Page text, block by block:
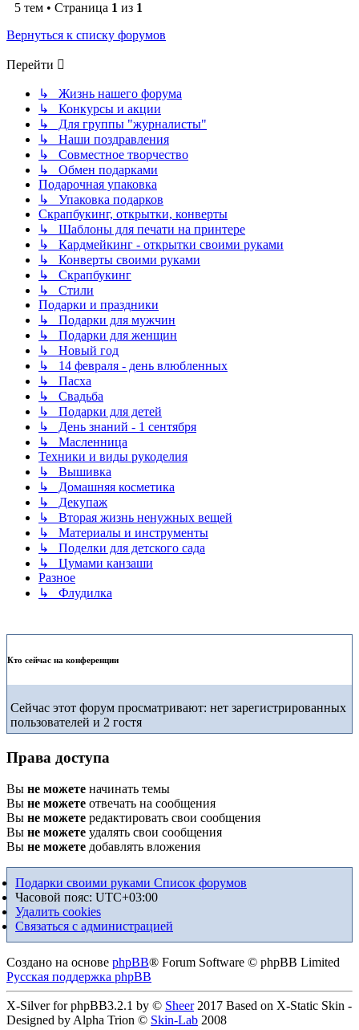
5 тем • Страница 1 из 1
Вернуться к списку форумов
Перейти
↳ Жизнь нашего форума
↳ Конкурсы и акции
↳ Для группы "журналисты"
↳ Наши поздравления
↳ Совместное творчество
↳ Обмен подарками
Подарочная упаковка
↳ Упаковка подарков
Скрапбукинг, открытки, конверты
↳ Шаблоны для печати на принтере
↳ Кардмейкинг - открытки своими руками
↳ Конверты своими руками
↳ Скрапбукинг
↳ Стили
Подарки и праздники
↳ Подарки для мужчин
↳ Подарки для женщин
↳ Новый год
↳ 14 февраля - день влюбленных
↳ Пасха
↳ Свадьба
↳ Подарки для детей
↳ День знаний - 1 сентября
↳ Масленница
Техники и виды рукоделия
↳ Вышивка
↳ Домашняя косметика
↳ Декупаж
↳ Вторая жизнь ненужных вещей
↳ Материалы и инструменты
↳ Поделки для детского сада
↳ Цумами канзаши
Разное
↳ Флудилка
Кто сейчас на конференции
Сейчас этот форум просматривают: нет зарегистрированных
пользователей и 2 гостя
Права доступа
Вы не можете начинать темы
Вы не можете отвечать на сообщения
Вы не можете редактировать свои сообщения
Вы не можете удалять свои сообщения
Вы не можете добавлять вложения
Подарки своими руками Список форумов
Часовой пояс: UTC+03:00
Удалить cookies
Связаться с администрацией
Создано на основе phpBB® Forum Software © phpBB Limited
Русская поддержка phpBB
X-Silver for phpBB3.2.1 by © Sheer2017 Based on X-Static Skin -
Designed by Alpha Trion © Skin-Lab 2008